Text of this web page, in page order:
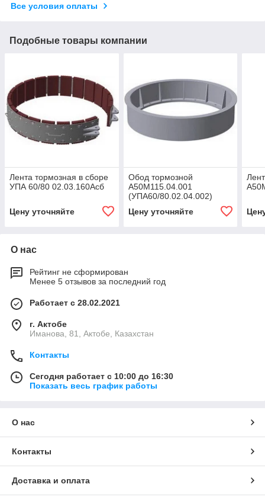
Все условия оплаты
Подобные товары компании
Лента тормозная в сборе
УПА 60/80 02.03.160Асб
Цену уточняйте
Обод тормозной
А50М115.04.001
(УПА60/80.02.04.002)
Цену уточняйте
О нас
Рейтинг не сформирован
Менее 5 отзывов за последний год
Работает с 28.02.2021
г. Актобе
Иманова, 81, Актобе, Казахстан
Контакты
Сегодня работает с 10:00 до 16:30
Показать весь график работы
О нас
Контакты
Доставка и оплата